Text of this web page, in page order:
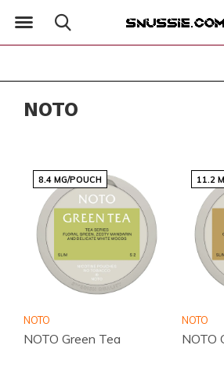
NOTO
8.4 MG/POUCH
NOTO
NOTO Green Tea
11.2
NOTO
NOTO